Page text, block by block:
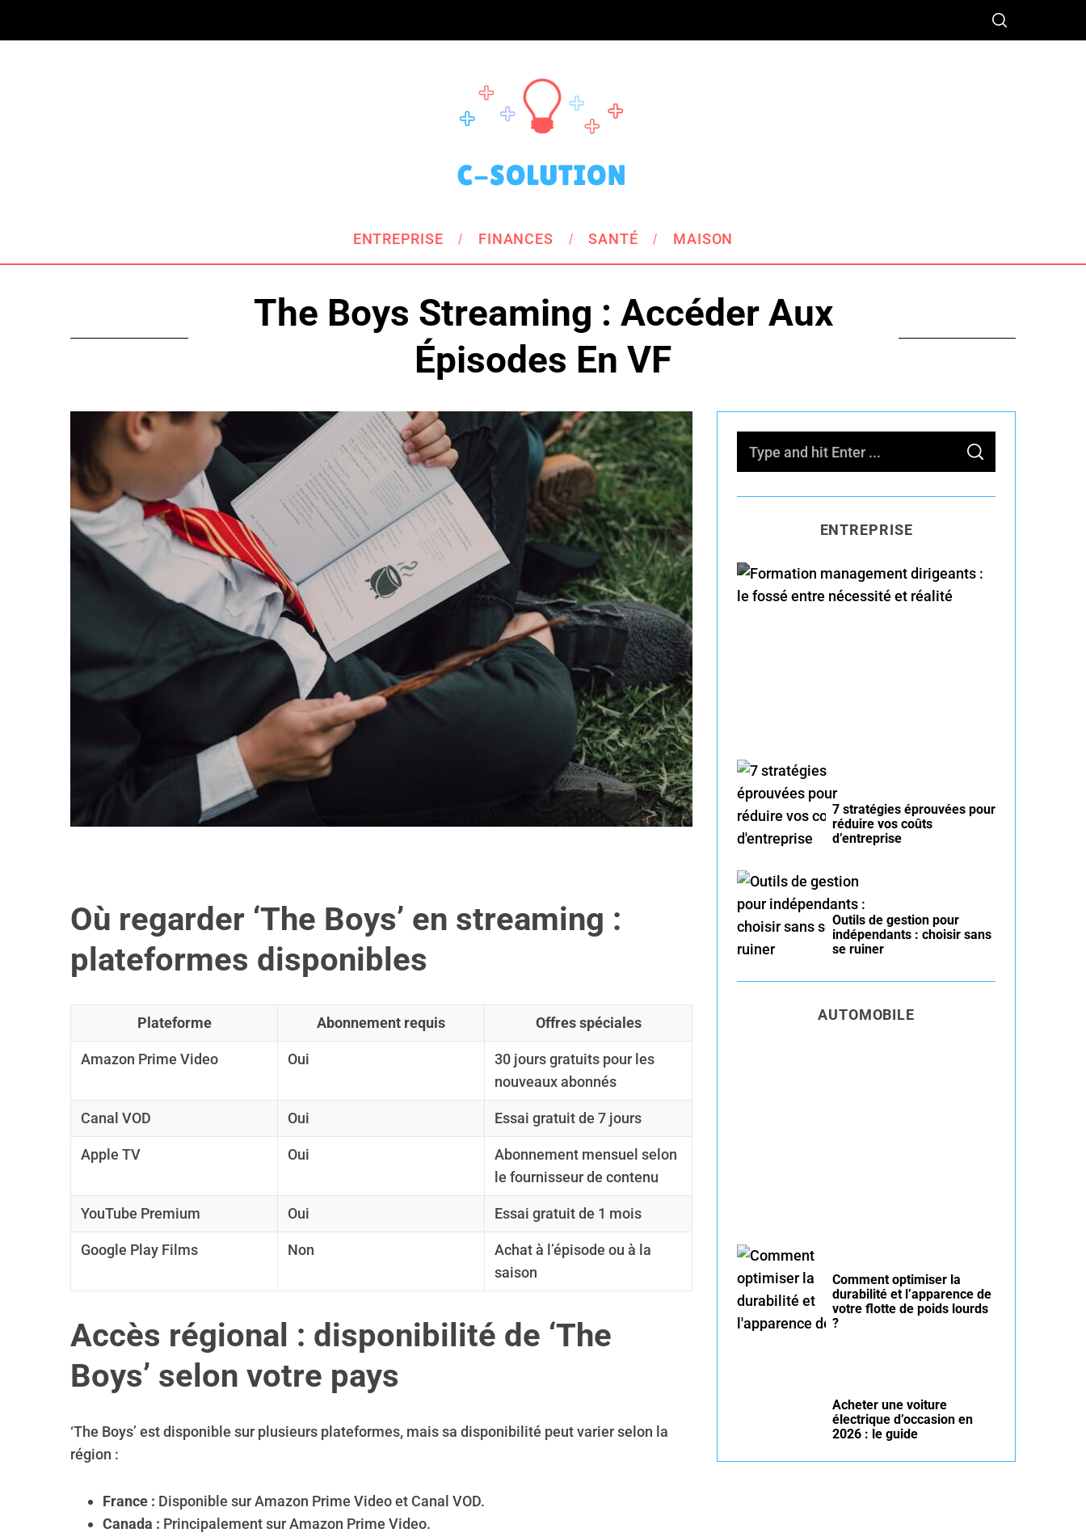
ENTREPRISE FINANCES SANTÉ MAISON
The Boys Streaming : Accéder Aux
Épisodes En VF
Où regarder ‘The Boys’ en streaming :
plateformes disponibles
Plateforme Abonnement requis Offres spéciales
Amazon Prime Video Oui
30 jours gratuits pour les
nouveaux abonnés
Canal VOD Oui Essai gratuit de 7 jours
Apple TV Oui
Abonnement mensuel selon
le fournisseur de contenu
YouTube Premium Oui Essai gratuit de 1 mois
Google Play Films Non
Achat à l’épisode ou à la
saison
Accès régional : disponibilité de ‘The
Boys’ selon votre pays
‘The Boys’ est disponible sur plusieurs plateformes, mais sa disponibilité peut varier selon la
région :
France : Disponible sur Amazon Prime Video et Canal VOD.
Canada : Principalement sur Amazon Prime Video.
f
o
S
A
C
ENTREPRISE
7 stratégies éprouvées pour
réduire vos coûts
d’entreprise
Outils de gestion pour
indépendants : choisir sans
se ruiner
AUTOMOBILE
Comment optimiser la
durabilité et l’apparence de
votre flotte de poids lourds
?
Acheter une voiture
électrique d’occasion en
2026 : le guide
S